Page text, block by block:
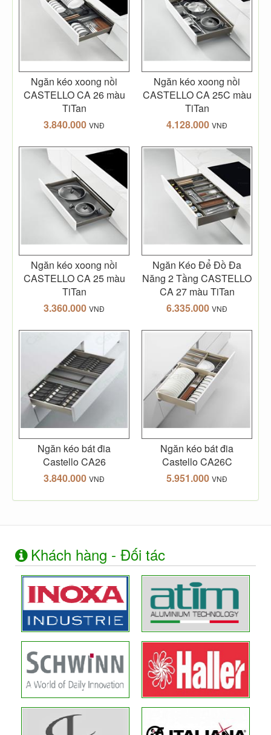
Ngăn kéo xoong nồi
CASTELLO CA 26 màu
TiTan
3.840.000 VNĐ
Ngăn kéo xoong nồi
CASTELLO CA 25C màu
TiTan
4.128.000 VNĐ
Ngăn kéo xoong nồi
CASTELLO CA 25 màu
TiTan
3.360.000 VNĐ
Ngăn Kéo Để Đồ Đa
Năng 2 Tầng CASTELLO
CA 27 màu TiTan
6.335.000 VNĐ
Ngăn kéo bát đia
Castello CA26
3.840.000 VNĐ
Ngăn kéo bát đia
Castello CA26C
5.951.000 VNĐ
Khách hàng - Đối tác